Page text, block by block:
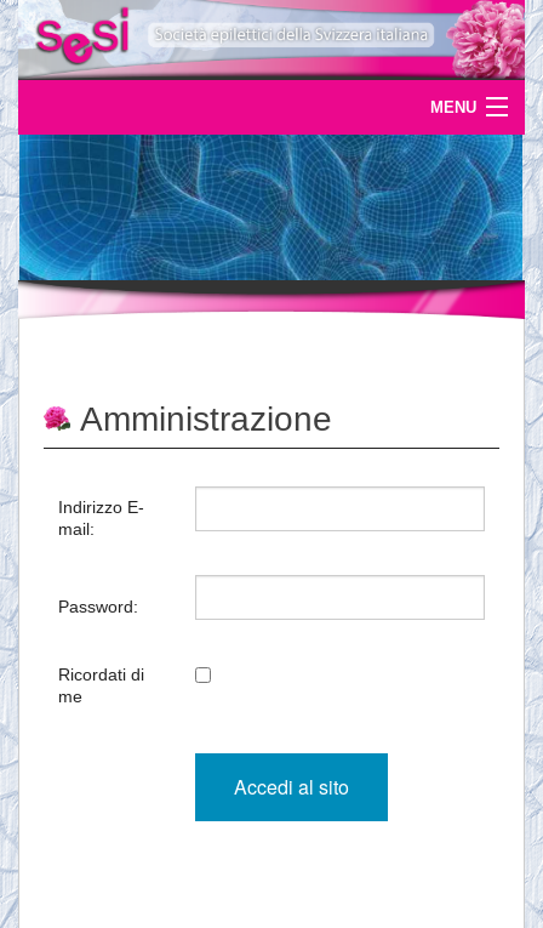
MENU
Home
Uscite
Eventi
News
Servizi
Ordinazioni
Amministrazione
Indirizzo E-
mail:
Password:
Ricordati di
me